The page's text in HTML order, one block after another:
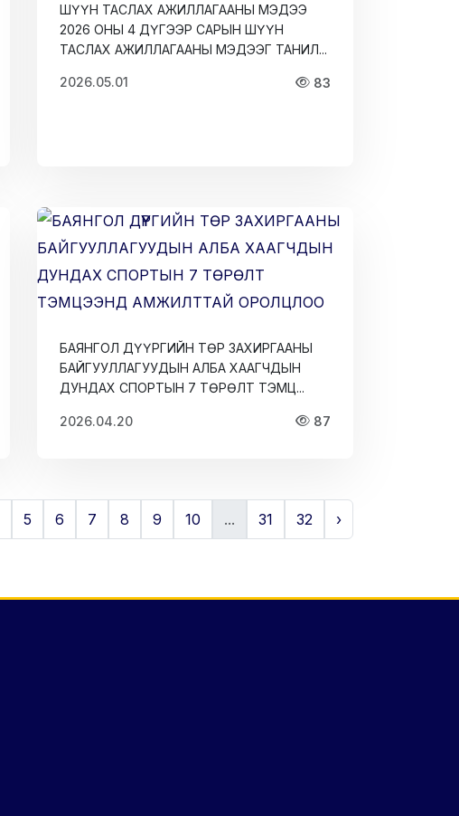
ШҮҮН ТАСЛАХ АЖИЛЛАГААНЫ МЭДЭЭ
2026 ОНЫ 4 ДҮГЭЭР САРЫН ШҮҮН
ТАСЛАХ АЖИЛЛАГААНЫ МЭДЭЭГ ТАНИЛ...
2026.05.01 83
БАЯНГОЛ ДҮҮРГИЙН ТӨР ЗАХИРГААНЫ
БАЙГУУЛЛАГУУДЫН АЛБА ХААГЧДЫН
ДУНДАХ СПОРТЫН 7 ТӨРӨЛТ ТЭМЦ...
2026.04.20 87
5 6 7 8 9 10 ... 31 32 ›